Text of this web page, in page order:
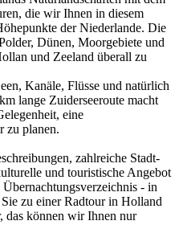
die wir Ihnen in diesem
der Niederlande. Die
Dünen, Moorgebiete und
und Zeeland überall zu
Kanäle, Flüsse und natürlich
lange Zuiderseeroute macht
eine
zu planen.
zahlreiche Stadt-
und touristische Angebot
- in
zu einer Radtour in Holland
das können wir Ihnen nur